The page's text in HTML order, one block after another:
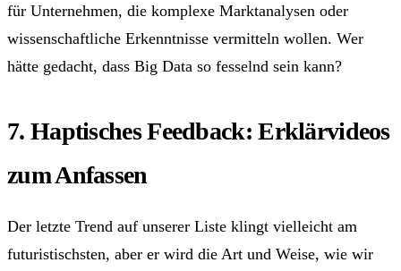
für Unternehmen, die komplexe Marktanalysen oder
wissenschaftliche Erkenntnisse vermitteln wollen. Wer
hätte gedacht, dass Big Data so fesselnd sein kann?
7. Haptisches Feedback: Erklärvideos
zum Anfassen
Der letzte Trend auf unserer Liste klingt vielleicht am
futuristischsten, aber er wird die Art und Weise, wie wir